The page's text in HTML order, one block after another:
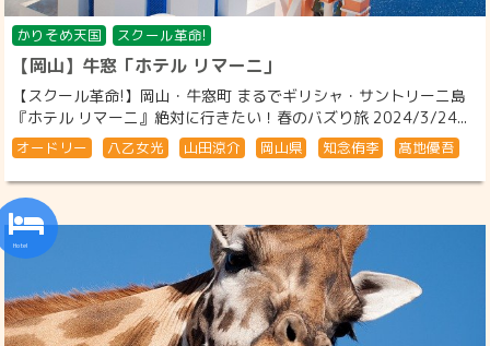
かりそめ天国 スクール革命!
【岡山】牛窓「ホテル リマーニ」
【スクール革命!】岡山・牛窓町 まるでギリシャ・サントリーニ島
『ホテル リマーニ』絶対に行きたい！春のバズり旅 2024/3/24...
オードリー 八乙女光 山田涼介 岡山県 知念侑李 髙地優吾